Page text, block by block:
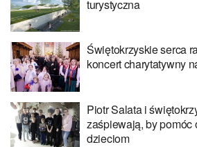
turystyczna
Świętokrzyskie serca
koncert charytatywny
Piotr Salata i
zaśpiewają, by pomóc
dzieciom